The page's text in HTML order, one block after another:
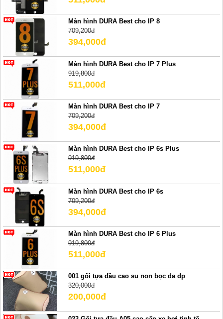
Màn hình DURA Best cho IP 8
709,200đ
394,000đ
Màn hình DURA Best cho IP 7 Plus
919,800đ
511,000đ
Màn hình DURA Best cho IP 7
709,200đ
394,000đ
Màn hình DURA Best cho IP 6s Plus
919,800đ
511,000đ
Màn hình DURA Best cho IP 6s
709,200đ
394,000đ
Màn hình DURA Best cho IP 6 Plus
919,800đ
511,000đ
001 gối tựa đầu cao su non bọc da dp
320,000đ
200,000đ